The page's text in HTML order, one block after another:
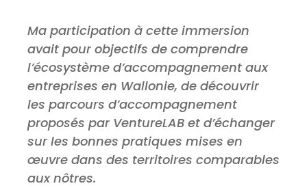
Ma participation à cette immersion
avait pour objectifs de comprendre
l’écosystème d’accompagnement aux
entreprises en Wallonie, de découvrir
les parcours d’accompagnement
proposés par VentureLAB et d’échanger
sur les bonnes pratiques mises en
œuvre dans des territoires comparables
aux nôtres.